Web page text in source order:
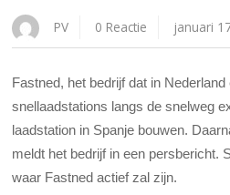
PV 0 Reactie januari
Fastned, het bedrijf dat in
snellaadstations langs de snelweg
laadstation in Spanje bouwen.
meldt het bedrijf in een persbericht.
waar Fastned actief zal zijn.